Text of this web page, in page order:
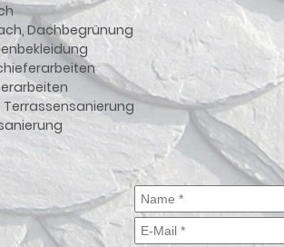
Dachbegrünung
Terrassensanierung